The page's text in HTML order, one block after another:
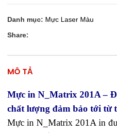
Danh mục: Mực Laser Màu
Share:
MÔ TẢ
Mực in N_Matrix 201A –
chất lượng đảm bảo tới từ
Mực in N_Matrix 201A in